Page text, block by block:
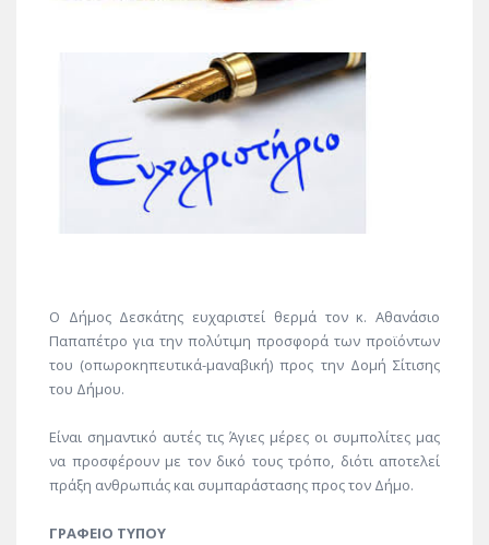
Ο Δήμος Δεσκάτης ευχαριστεί θερμά τον κ. Αθανάσιο
Παπαπέτρο για την πολύτιμη προσφορά των προϊόντων
του (οπωροκηπευτικά-μαναβική) προς την Δομή Σίτισης
του Δήμου.
Είναι σημαντικό αυτές τις Άγιες μέρες οι συμπολίτες μας
να προσφέρουν με τον δικό τους τρόπο, διότι αποτελεί
πράξη ανθρωπιάς και συμπαράστασης προς τον Δήμο.
ΓΡΑΦΕΙΟ ΤΥΠΟΥ